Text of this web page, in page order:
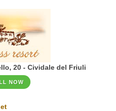
20 - Cividale del Friuli
NOW